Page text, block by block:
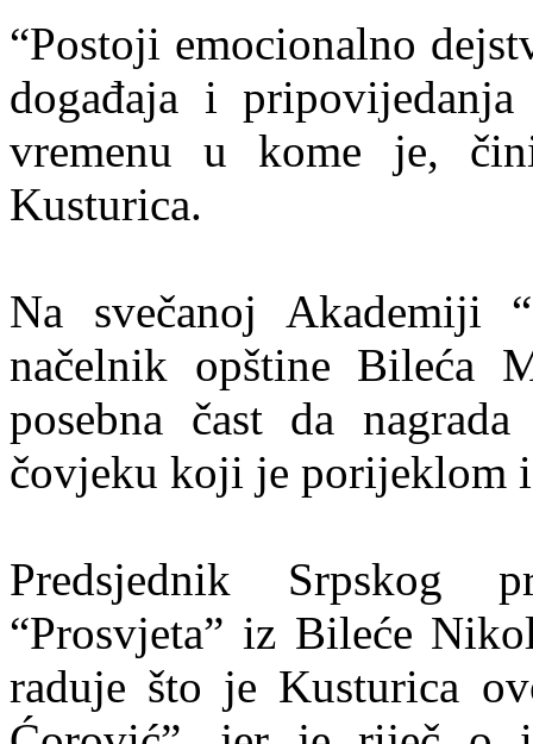
“Postoji emocionalno
događaja i
vremenu u kome je,
Kusturica.
Na svečanoj Akademiji
načelnik opštine Bileća
posebna čast da
čovjeku koji je porijeklom
Predsjednik Srpskog
“Prosvjeta” iz Bileće
raduje što je Kusturica